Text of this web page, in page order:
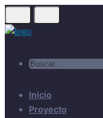
Skip
to
Inicio
Proyecto